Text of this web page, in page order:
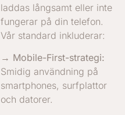
laddas långsamt eller inte
fungerar på din telefon.
Vår standard inkluderar:
→ Mobile-First-strategi:
Smidig användning på
smartphones, surfplattor
och datorer.